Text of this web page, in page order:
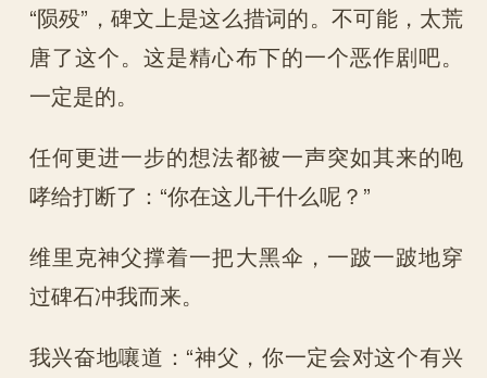
“陨殁”，碑文上是这么措词的。不可能，太荒
唐了这个。这是精心布下的一个恶作剧吧。
一定是的。
任何更进一步的想法都被一声突如其来的咆
哮给打断了：“你在这儿干什么呢？”
维里克神父撑着一把大黑伞，一跛一跛地穿
过碑石冲我而来。
我兴奋地嚷道：“神父，你一定会对这个有兴